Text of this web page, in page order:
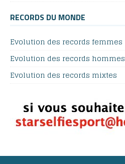
RECORDS DU MONDE
Evolution des records femmes
Evolution des records hommes
Evolution des records mixtes